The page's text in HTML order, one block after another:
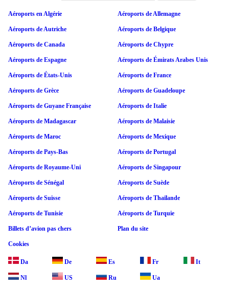
Aéroports en Algérie Aéroports de Allemagne
Aéroports de Autriche Aéroports de Belgique
Aéroports de Canada Aéroports de Chypre
Aéroports de Espagne Aéroports de Émirats Arabes Unis
Aéroports de États-Unis Aéroports de France
Aéroports de Grèce Aéroports de Guadeloupe
Aéroports de Guyane Française Aéroports de Italie
Aéroports de Madagascar Aéroports de Malaisie
Aéroports de Maroc Aéroports de Mexique
Aéroports de Pays-Bas Aéroports de Portugal
Aéroports de Royaume-Uni Aéroports de Singapour
Aéroports de Sénégal Aéroports de Suède
Aéroports de Suisse Aéroports de Thaïlande
Aéroports de Tunisie Aéroports de Turquie
Billets d’avion pas chers Plan du site
Cookies
Da De Es Fr It
Nl US Ru Ua